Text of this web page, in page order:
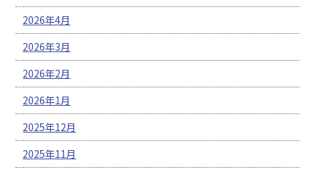
2026年4月
2026年3月
2026年2月
2026年1月
2025年12月
2025年11月